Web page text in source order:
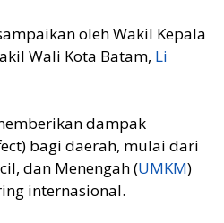
oleh Wakil Kepala
Wali Kota Batam, Li
dampak
bagi daerah, mulai dari
dan Menengah (UMKM)
internasional.